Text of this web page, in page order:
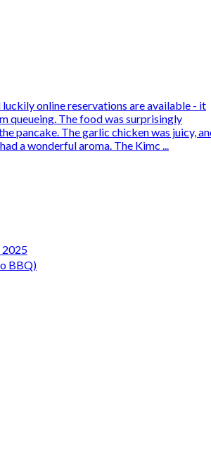
online reservations are available - it
queueing. The food was surprisingly
pancake. The garlic chicken was juicy,
a wonderful aroma. The Kimc ...
2025
BBQ)